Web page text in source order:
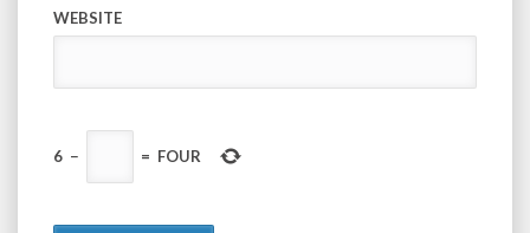
WEBSITE
6 − = FOUR